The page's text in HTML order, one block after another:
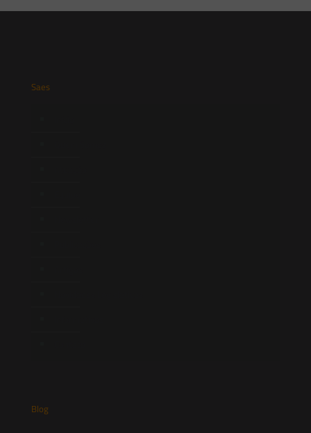
Saes
Blog